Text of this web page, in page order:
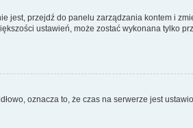
jest, przejdź do panelu zarządzania kontem i
ustawień, może zostać wykonana tylko
oznacza to, że czas na serwerze jest